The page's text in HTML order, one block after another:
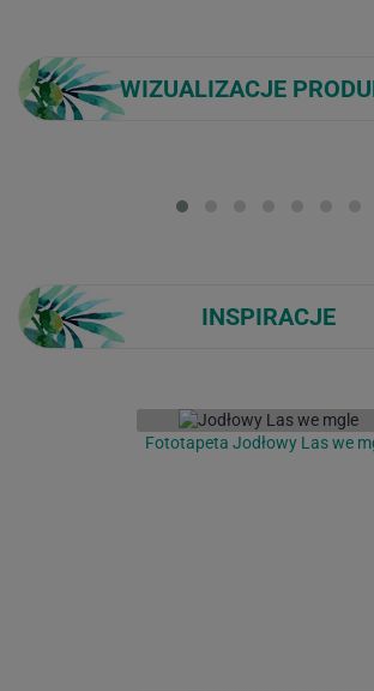
WIZUALIZACJE
INSPIRACJE
Fototapeta Jodłowy Las we